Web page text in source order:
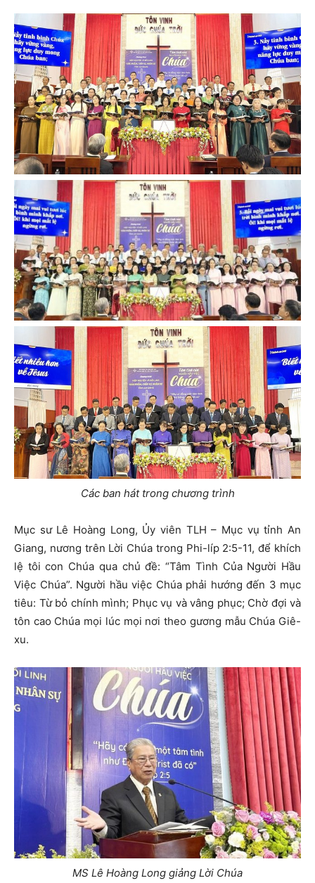
Các ban hát trong chương trình
Mục sư Lê Hoàng Long, Ủy viên TLH – Mục vụ tỉnh An
Giang, nương trên Lời Chúa trong Phi-líp 2:5-11, để khích
lệ tôi con Chúa qua chủ đề: “Tâm Tình Của Người Hầu
Việc Chúa”. Người hầu việc Chúa phải hướng đến 3 mục
tiêu: Từ bỏ chính mình; Phục vụ và vâng phục; Chờ đợi và
tôn cao Chúa mọi lúc mọi nơi theo gương mẫu Chúa Giê-
xu.
MS Lê Hoàng Long giảng Lời Chúa